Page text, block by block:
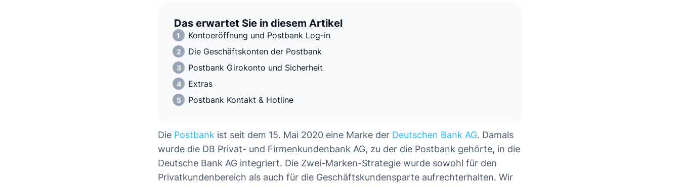
Das erwartet Sie in diesem Artikel
Kontoeröffnung und Postbank Log-in
Die Geschäftskonten der Postbank
Postbank Girokonto und Sicherheit
Extras
Postbank Kontakt & Hotline
Die Postbank ist seit dem 15. Mai 2020 eine Marke der Deutschen Bank AG. Damals
wurde die DB Privat- und Firmenkundenbank AG, zu der die Postbank gehörte, in die
Deutsche Bank AG integriert. Die Zwei-Marken-Strategie wurde sowohl für den
Privatkundenbereich als auch für die Geschäftskundensparte aufrechterhalten. Wir